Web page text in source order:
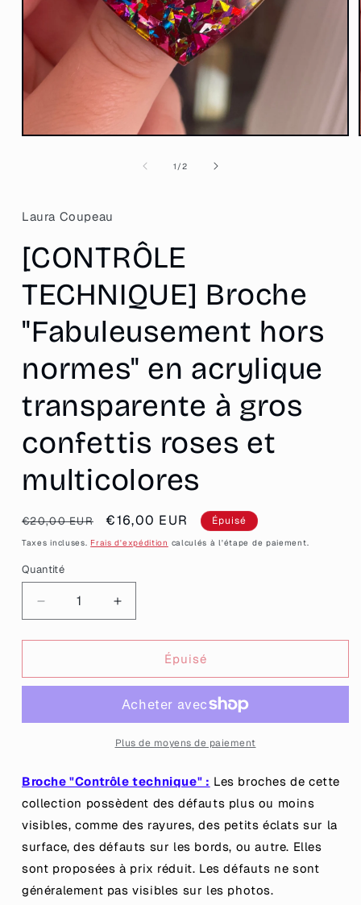
Ouvrir
fenêtre
modale
1 /de
2
Laura Coupeau
[CONTRÔLE
TECHNIQUE] Broche
"Fabuleusement hors
normes" en acrylique
transparente à gros
confettis roses et
multicolores
Prix
habituel
€20,00 EUR
Prix
promotionnel
€16,00 EUR Épuisé
Taxes incluses. Frais d'expédition calculés à l'étape de paiement.
Quantité
Quantité
Réduire
la
quantité
[CONTRÔLE
&quot;Fabuleusement
en
transparente
à
gros
confettis
roses
et
Augmenter
la
quantité
[CONTRÔLE
Broche
&quot;Fabuleusement
hors
en
transparente
à
gros
confettis
roses
et
Épuisé
Plus de moyens de paiement
Broche "Contrôle technique" : Les broches de cette
collection possèdent des défauts plus ou moins
visibles, comme des rayures, des petits éclats sur la
surface, des défauts sur les bords, ou autre. Elles
sont proposées à prix réduit. Les défauts ne sont
généralement pas visibles sur les photos.